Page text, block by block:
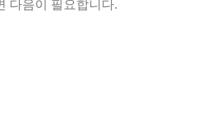
다음이 필요합니다.